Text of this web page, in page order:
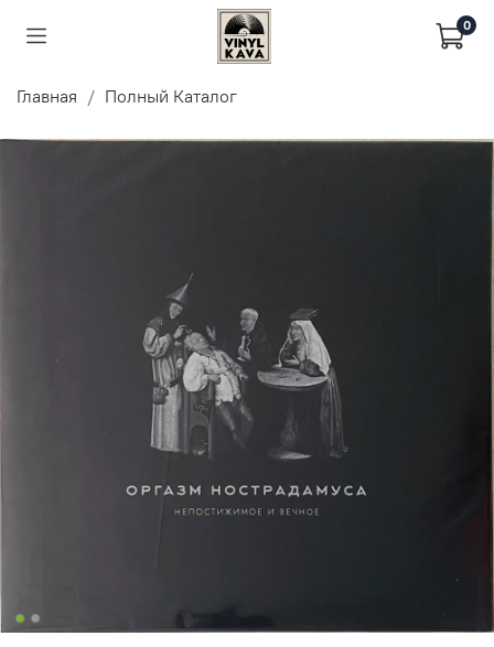
0
Главная Полный Каталог